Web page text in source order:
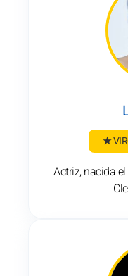
★
Actriz, nacida